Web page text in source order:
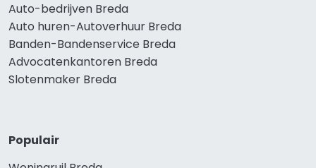
Auto-bedrijven Breda
Auto huren-Autoverhuur Breda
Banden-Bandenservice Breda
Advocatenkantoren Breda
Slotenmaker Breda
Populair